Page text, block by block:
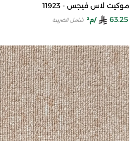
موكيت لاس فيجس - 11923
63.25
/م² شامل الضريبة